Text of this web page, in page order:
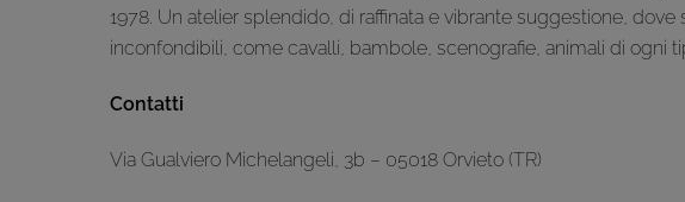
1978. Un atelier splendido, di raffinata e vibrante suggestione,
inconfondibili, come cavalli, bambole, scenografie, animali di ogni
Contatti
Via Gualviero Michelangeli, 3b – 05018 Orvieto (TR)